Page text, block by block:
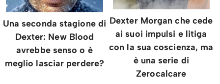
Una seconda stagione di
Dexter: New Blood
avrebbe senso o è
meglio lasciar perdere?
Dexter Morgan che cede
ai suoi impulsi e litiga
con la sua coscienza, ma
è una serie di
Zerocalcare